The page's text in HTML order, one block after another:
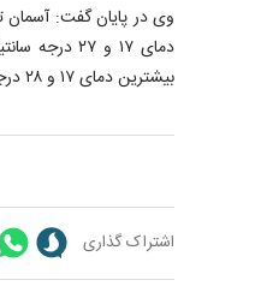
وی در پایان گفت: آسمان
دمای ۱۷ و
بیشترین دمای ۱۷ و ۲۸ درجه سانتیگراد پیش‌بینی می‌شود.
اشتراک گذاری